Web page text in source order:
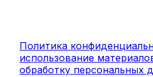
Политика
использование
обработку персональных